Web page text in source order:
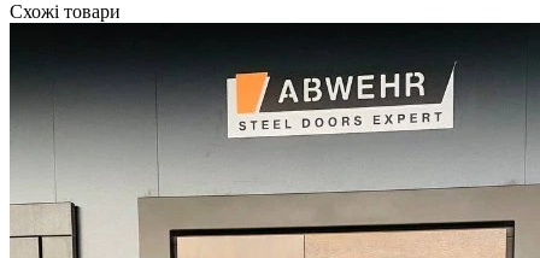
Схожі товари